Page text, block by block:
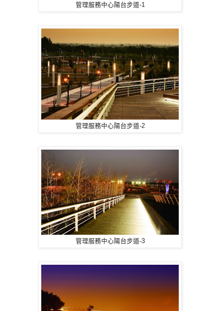
管理服務中心陽台步道-1
管理服務中心陽台步道-2
管理服務中心陽台步道-3